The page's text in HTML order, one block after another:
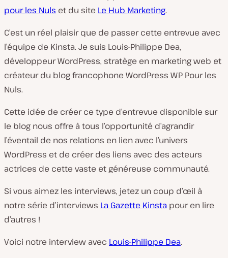
pour les Nuls et du site Le Hub Marketing.
C’est un réel plaisir que de passer cette entrevue avec
l’équipe de Kinsta. Je suis Louis-Philippe Dea,
développeur WordPress, stratège en marketing web et
créateur du blog francophone WordPress WP Pour les
Nuls.
Cette idée de créer ce type d’entrevue disponible sur
le blog nous offre à tous l’opportunité d’agrandir
l’éventail de nos relations en lien avec l’univers
WordPress et de créer des liens avec des acteurs
actrices de cette vaste et généreuse communauté.
Si vous aimez les interviews, jetez un coup d’œil à
notre série d’interviews La Gazette Kinsta pour en lire
d’autres !
Voici notre interview avec Louis-Philippe Dea.